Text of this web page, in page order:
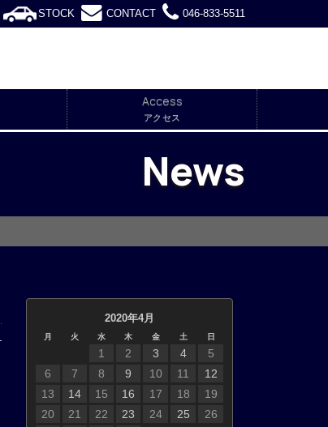
STOCK CONTACT 046-833-5511
Access
アクセス
News
2020年4月
月 火 水 木 金 土 日
1 2 3 4
5
6
7 8 9 10 11
12
13
14 15 16 17 18
19
20
21 22 23 24 25
26